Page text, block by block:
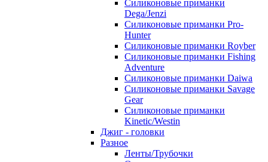
Силиконовые приманки
Dega/Jenzi
Силиконовые приманки Pro-
Hunter
Силиконовые приманки Royber
Силиконовые приманки Fishing
Adventure
Силиконовые приманки Daiwa
Силиконовые приманки Savage
Gear
Силиконовые приманки
Kinetic/Westin
Джиг - головки
Разное
Ленты/Трубочки